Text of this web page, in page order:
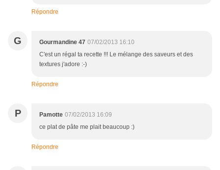
Répondre
G Gourmandine 47 07/02/2013 16:10
C'est un régal ta recette !!! Le mélange des saveurs et des
textures j'adore :-)
Répondre
P Pamotte 07/02/2013 16:09
ce plat de pâte me plait beaucoup :)
Répondre